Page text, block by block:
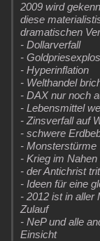
2009 wird
diese
dramatischen
- Dollarverfall
-
- Hyperinflation
- Welthandel
- DAX nur noch
- Lebensmittel
- Zinsverfall auf
- schwere
- Monsterstürme
- Krieg im
- der Antichrist
- Ideen für eine
- 2012 ist in aller
Zulauf
- NeP und alle
Einsicht